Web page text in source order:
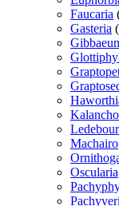
Faucaria
Gasteria
Oscularia